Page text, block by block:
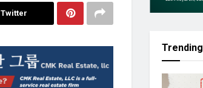
Trending